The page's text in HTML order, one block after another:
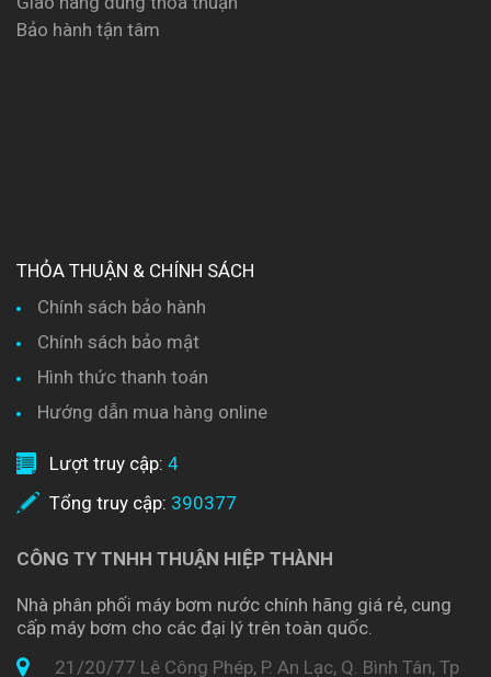
Bảo hành tận tâm
THỎA THUẬN & CHÍNH SÁCH
Chính sách bảo hành
Chính sách bảo mật
Hình thức thanh toán
Hướng dẫn mua hàng online
Lượt truy cập: 4
Tổng truy cập: 390377
CÔNG TY TNHH THUẬN HIỆP THÀNH
Nhà phân phối máy bơm nước chính hãng giá rẻ, cung
cấp máy bơm cho các đại lý trên toàn quốc.
21/20/77 Lê Công Phép, P. An Lạc, Q. Bình Tân, Tp